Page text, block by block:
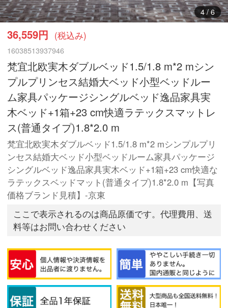
5/ 6
36,559円 (税込み)
16038513937946
梵宜北欧実木ダブルベッド1.5/1.8 m*2 mシン
プルプリンセス結婚大ベッド小型ベッドルー
ム家具パッケージシングルベッド逸品家具実
木ベッド+1箱+23 cm快適ラテックスマットレ
ス(普通タイプ)1.8*2.0 m
梵宜北欧実木ダブルベッド1.5/1.8 m*2 mシンプルプリ
ンセス結婚大ベッド小型ベッドルーム家具パッケージ
シングルベッド逸品家具実木ベッド+1箱+23 cm快適な
ラテックスベッドマット(普通タイプ)1.8*2.0 m【写真
価格ブランド見積】-京東
ここで表示されるのは商品原価です。代理費用、送
料等はお問い合わせください